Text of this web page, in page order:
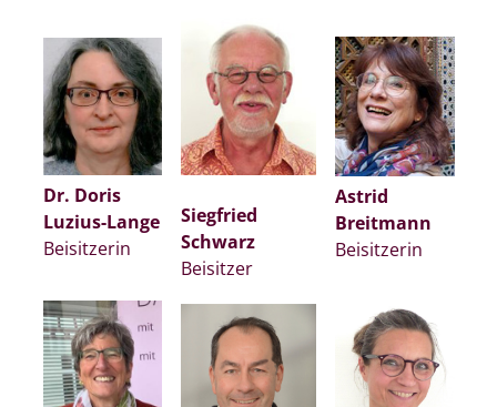
Dr. Doris
Luzius-Lange
Beisitzerin
Siegfried
Schwarz
Beisitzer
Astrid
Breitmann
Beisitzerin